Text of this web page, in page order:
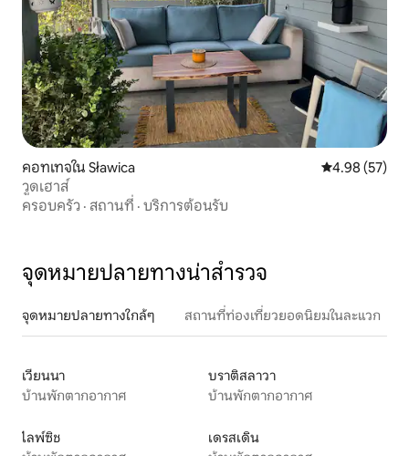
คอทเทจใน Sławica คะแนนเฉลี่ย
4.98 (57)
วูดเฮาส์
ครอบครัว · สถานที่ · บริการต้อนรับ
จุดหมายปลายทางน่าสำรวจ
จุดหมายปลายทางใกล้ๆ สถานที่ท่องเที่ยวยอดนิยมในละแวก
เวียนนา
บ้านพักตากอากาศ
บราติสลาวา
บ้านพักตากอากาศ
ไลพ์ซิช
เดรสเดิน